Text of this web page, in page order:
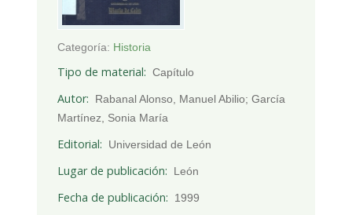
Categoría: Historia
Tipo de material Capítulo
Autor
Rabanal Alonso, Manuel Abilio; García
Martínez, Sonia María
Editorial Universidad de León
Lugar de publicación León
Fecha de publicación 1999